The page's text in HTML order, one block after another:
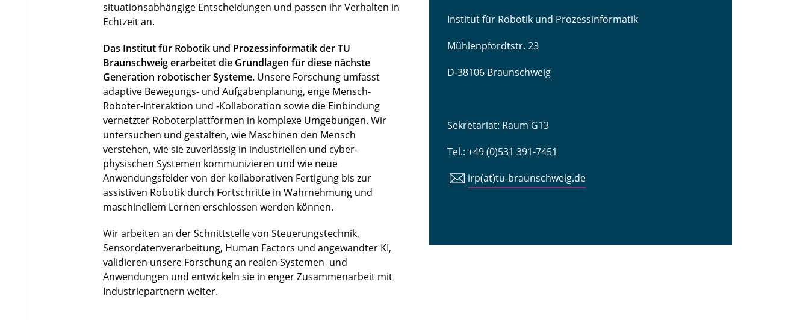
situationsabhängige Entscheidungen und passen ihr Verhalten in
Echtzeit an.
Das Institut für Robotik und Prozessinformatik der TU
Braunschweig erarbeitet die Grundlagen für diese nächste
Generation robotischer Systeme.Unsere Forschung umfasst
adaptive Bewegungs- und Aufgabenplanung, enge Mensch-
Roboter-Interaktion und -Kollaboration sowie die Einbindung
vernetzter Roboterplattformen in komplexe Umgebungen. Wir
untersuchen und gestalten, wie Maschinen den Mensch
verstehen, wie sie zuverlässig in industriellen und cyber-
physischen Systemen kommunizieren und wie neue
Anwendungsfelder von der kollaborativen Fertigung bis zur
assistiven Robotik durch Fortschritte in Wahrnehmung und
maschinellem Lernen erschlossen werden können.
Wir arbeiten an der Schnittstelle von Steuerungstechnik,
Sensordatenverarbeitung, Human Factors und angewandter KI,
validieren unsere Forschung an realen Systemen und
Anwendungen und entwickeln sie in enger Zusammenarbeit mit
Industriepartnern weiter.
Institut für Robotik und Prozessinformatik
Mühlenpfordtstr. 23
D-38106 Braunschweig
Sekretariat: Raum G13
Tel.: +49 (0)531 391-7451
irp(at)tu-braunschweig.de